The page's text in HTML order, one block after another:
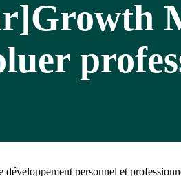
personnel et